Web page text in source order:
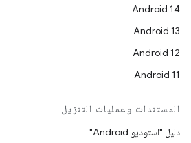
Android 14
Android 13
Android 12
Android 11
المستندات وعمليات التنزيل
دليل "استوديو Android"